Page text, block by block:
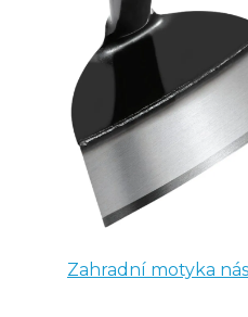
Zahradní motyka